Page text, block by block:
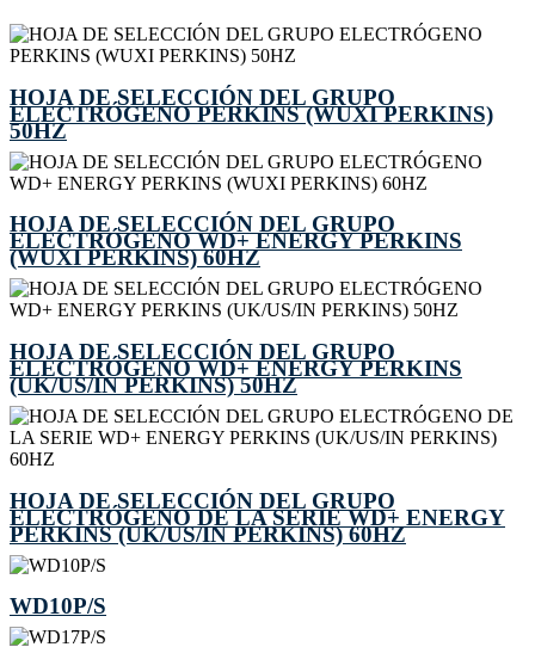
HOJA DE SELECCIÓN DEL GRUPO
ELECTRÓGENO PERKINS (WUXI PERKINS)
50HZ
HOJA DE SELECCIÓN DEL GRUPO
ELECTRÓGENO WD+ ENERGY PERKINS
(WUXI PERKINS) 60HZ
HOJA DE SELECCIÓN DEL GRUPO
ELECTRÓGENO WD+ ENERGY PERKINS
(UK/US/IN PERKINS) 50HZ
HOJA DE SELECCIÓN DEL GRUPO
ELECTRÓGENO DE LA SERIE WD+ ENERGY
PERKINS (UK/US/IN PERKINS) 60HZ
WD10P/S